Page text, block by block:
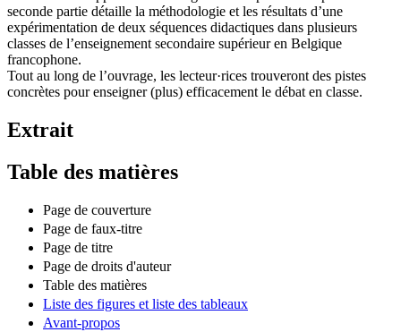
seconde partie détaille la méthodologie et les résultats d’une
expérimentation de deux séquences didactiques dans plusieurs
classes de l’enseignement secondaire supérieur en Belgique
francophone.
Tout au long de l’ouvrage, les lecteur·rices trouveront des pistes
concrètes pour enseigner (plus) efficacement le débat en classe.
Extrait
Table des matières
Page de couverture
Page de faux-titre
Page de titre
Page de droits d'auteur
Table des matières
Liste des figures et liste des tableaux
Avant-propos